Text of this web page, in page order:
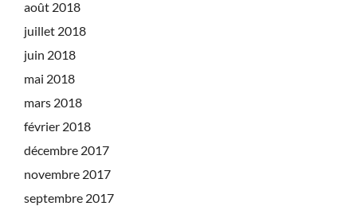
août 2018
juillet 2018
juin 2018
mai 2018
mars 2018
février 2018
décembre 2017
novembre 2017
septembre 2017